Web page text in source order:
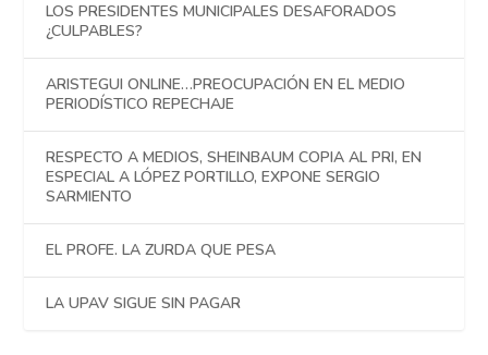
LOS PRESIDENTES MUNICIPALES DESAFORADOS
¿CULPABLES?
ARISTEGUI ONLINE…PREOCUPACIÓN EN EL MEDIO
PERIODÍSTICO REPECHAJE
RESPECTO A MEDIOS, SHEINBAUM COPIA AL PRI, EN
ESPECIAL A LÓPEZ PORTILLO, EXPONE SERGIO
SARMIENTO
EL PROFE. LA ZURDA QUE PESA
LA UPAV SIGUE SIN PAGAR